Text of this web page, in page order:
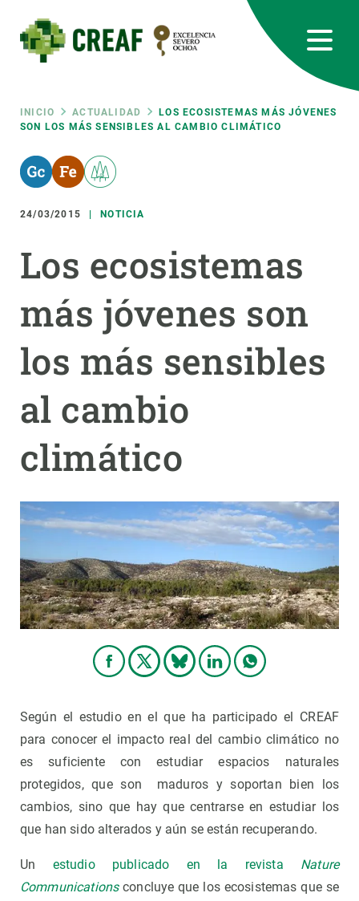
contenido
principal
Ruta
de
navegación
INICIO ACTUALIDAD
LOS ECOSISTEMAS MÁS JÓVENES
SON LOS MÁS SENSIBLES AL CAMBIO CLIMÁTICO
24/03/2015 NOTICIA
Los ecosistemas
más jóvenes son
los más sensibles
al cambio
climático
Según el estudio en el que ha participado el CREAF
para conocer el impacto real del cambio climático no
es suficiente con estudiar espacios naturales
protegidos, que son maduros y soportan bien los
cambios, sino que hay que centrarse en estudiar los
que han sido alterados y aún se están recuperando.
Un estudio publicado en la revista Nature
Communications concluye que los ecosistemas que se
RRSS
Featured
responsive
INTRANET
Responsive
menu
INVESTIGACIÓN
CIENCIA EN ACCIÓN
ÚNETE A NOSOTROS
PARTICIPA